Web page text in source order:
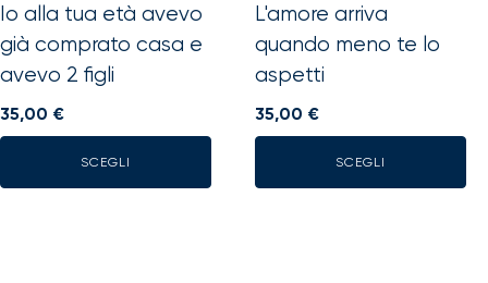
Io alla tua età avevo
già comprato casa e
avevo 2 figli
35,00 €
SCEGLI
scelte
nella
pagina
del
prodotto
L'amore arriva
quando meno te lo
aspetti
35,00 €
SCEGLI
scelte
pagina
del
prodotto